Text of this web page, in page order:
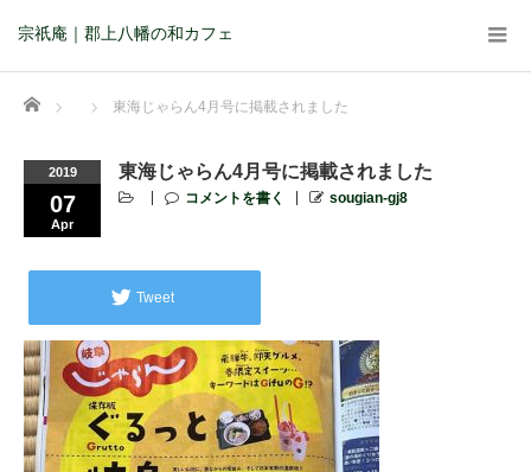
宗祇庵｜郡上八幡の和カフェ
Home 東海じゃらん4月号に掲載されました
2019
07
Apr
東海じゃらん4月号に掲載されました
コメントを書く sougian-gj8
Tweet